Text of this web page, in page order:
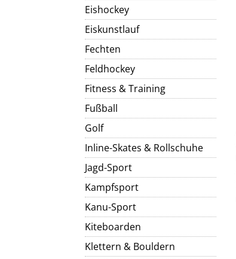
Eishockey
Eiskunstlauf
Fechten
Feldhockey
Fitness & Training
Fußball
Golf
Inline-Skates & Rollschuhe
Jagd-Sport
Kampfsport
Kanu-Sport
Kiteboarden
Klettern & Bouldern